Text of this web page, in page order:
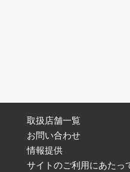
取扱店舗一覧
お問い合わせ
情報提供
サイトのご利用にあたっ